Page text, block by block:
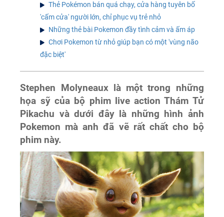
Thẻ Pokémon bán quá chạy, cửa hàng tuyên bố
'cấm cửa' người lớn, chỉ phục vụ trẻ nhỏ
Những thẻ bài Pokemon đầy tình cảm và ấm áp
Chơi Pokemon từ nhỏ giúp bạn có một 'vùng não
đặc biệt'
Stephen Molyneaux là một trong những
họa sỹ của bộ phim live action Thám Tử
Pikachu và dưới đây là những hình ảnh
Pokemon mà anh đã vẽ rất chất cho bộ
phim này.